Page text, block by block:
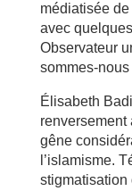
médiatisée
avec
Observateur
sommes-
Élisabeth
renversement
gêne
l’islamisme.
stigmatisation